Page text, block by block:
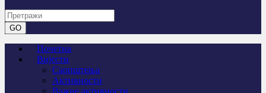
Почетна
Вијести
Саопштења
Активности
Важне активности